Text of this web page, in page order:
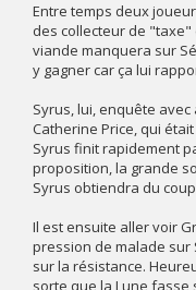
Entre temps deux
des collecteur de "taxe"
viande manquera sur
y gagner car ça lui
Syrus, lui, enquête
Catherine Price, qui
Syrus finit rapidement
proposition, la grande
Syrus obtiendra du
Il est ensuite aller voir
pression de malade sur
sur la résistance.
sorte que la Lune fasse